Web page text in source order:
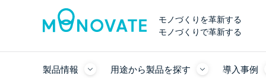
モノづくりを革新する
モノづくりで革新する
製品情報 用途から製品を探す 導入事例